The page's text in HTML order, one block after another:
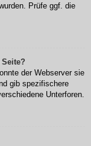
Prüfe ggf. die
der Webserver sie
gib spezifischere
Unterforen.